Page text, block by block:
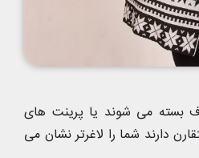
بسته می شوند یا پرینت های
دارند شما را لاغرتر نشان می